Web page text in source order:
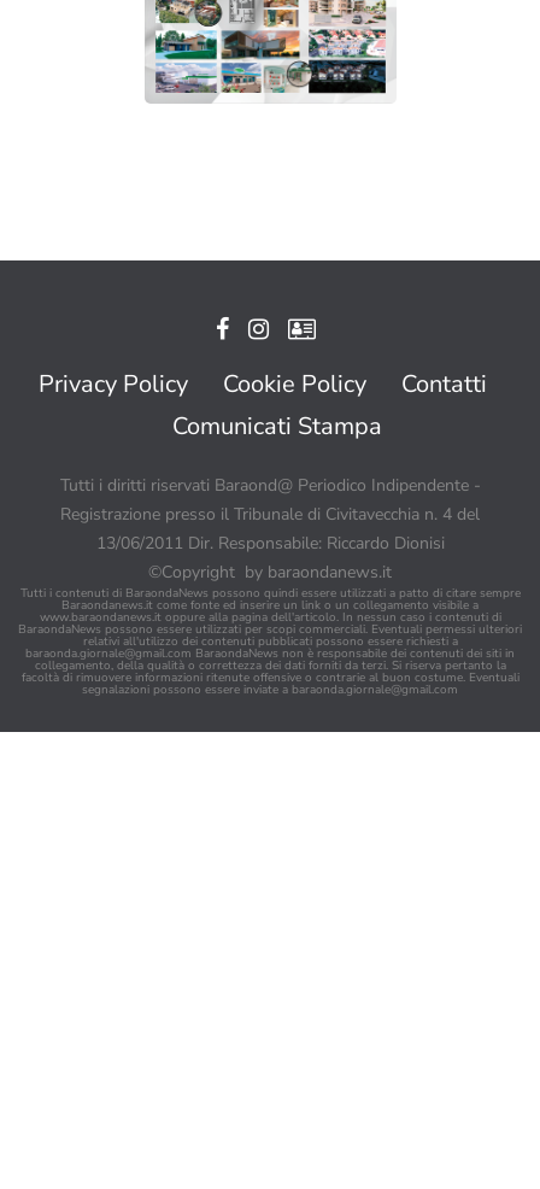
Privacy Policy Cookie Policy
Contatti
Comunicati Stampa
Tutti i diritti riservati Baraond@ Periodico Indipendente -
Registrazione presso il Tribunale di Civitavecchia n. 4 del
13/06/2011 Dir. Responsabile: Riccardo Dionisi
©Copyright by baraondanews.it
Tutti i contenuti di BaraondaNews possono quindi essere utilizzati a patto di citare sempre
Baraondanews.it come fonte ed inserire un link o un collegamento visibile a
www.baraondanews.it oppure alla pagina dell'articolo. In nessun caso i contenuti di
BaraondaNews possono essere utilizzati per scopi commerciali. Eventuali permessi ulteriori
relativi all'utilizzo dei contenuti pubblicati possono essere richiesti a
baraonda.giornale@gmail.com BaraondaNews non è responsabile dei contenuti dei siti in
collegamento, della qualità o correttezza dei dati forniti da terzi. Si riserva pertanto la
facoltà di rimuovere informazioni ritenute offensive o contrarie al buon costume. Eventuali
segnalazioni possono essere inviate a baraonda.giornale@gmail.com